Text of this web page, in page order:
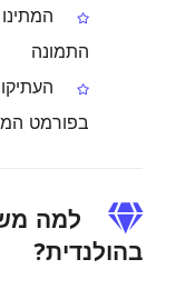
התמונה
בפורמט
בהולנדית?